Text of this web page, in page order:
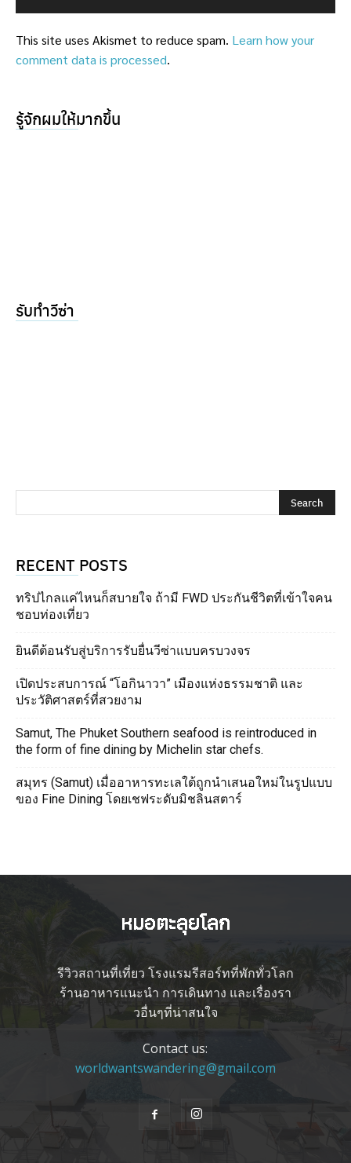
This site uses Akismet to reduce spam. Learn how your
comment data is processed.
รู้จักผมให้มากขึ้น
รับทำวีซ่า
RECENT POSTS
ทริปไกลแค่ไหนก็สบายใจ ถ้ามี FWD ประกันชีวิตที่เข้าใจคน
ชอบท่องเที่ยว
ยินดีต้อนรับสู่บริการรับยื่นวีซ่าแบบครบวงจร
เปิดประสบการณ์ “โอกินาวา” เมืองแห่งธรรมชาติ และ
ประวัติศาสตร์ที่สวยงาม
Samut, The Phuket Southern seafood is reintroduced in
the form of fine dining by Michelin star chefs.
สมุทร (Samut) เมื่ออาหารทะเลใต้ถูกนำเสนอใหม่ในรูปแบบ
ของ Fine Dining โดยเชฟระดับมิชลินสตาร์
รีวิวสถานที่เที่ยว โรงแรมรีสอร์ทที่พักทั่วโลก
ร้านอาหารแนะนำ การเดินทาง และเรื่องรา
วอื่นๆที่น่าสนใจ
Contact us:
worldwantswandering@gmail.com